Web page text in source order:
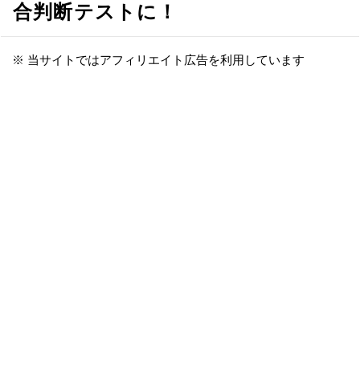
合判断テストに！
※ 当サイトではアフィリエイト広告を利用しています